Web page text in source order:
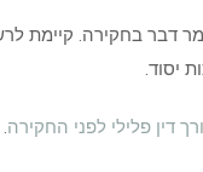
דבר בחקירה. קיימת
יסוד.
דין פלילי לפני החקירה.